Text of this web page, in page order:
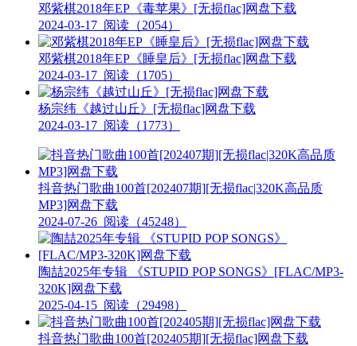
邓紫棋2018年EP《毒苹果》[无损flac]网盘下载
2024-03-17 阅读（2054）
邓紫棋2018年EP《睡皇后》[无损flac]网盘下载
2024-03-17 阅读（1705）
杨宗纬《越过山丘》[无损flac]网盘下载
2024-03-17 阅读（1773）
抖音热门歌曲100首[202407期][无损flac|320K高品质
MP3]网盘下载
2024-07-26 阅读（45248）
陶喆2025年专辑 《STUPID POP SONGS》[FLAC/MP3-
320K]网盘下载
2025-04-15 阅读（29498）
抖音热门歌曲100首[202405期][无损flac]网盘下载